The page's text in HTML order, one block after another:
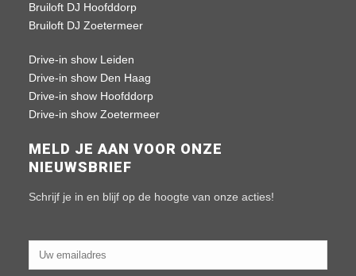
Bruiloft DJ Hoofddorp
Bruiloft DJ Zoetermeer
Drive-in show Leiden
Drive-in show Den Haag
Drive-in show Hoofddorp
Drive-in show Zoetermeer
MELD JE AAN VOOR ONZE
NIEUWSBRIEF
Schrijf je in en blijf op de hoogte van onze acties!